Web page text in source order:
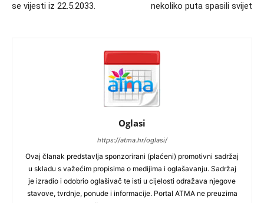
se vijesti iz 22.5.2033.
nekoliko puta spasili svijet
Oglasi
https://atma.hr/oglasi/
Ovaj članak predstavlja sponzorirani (plaćeni) promotivni sadržaj
u skladu s važećim propisima o medijima i oglašavanju. Sadržaj
je izradio i odobrio oglašivač te isti u cijelosti odražava njegove
stavove, tvrdnje, ponude i informacije. Portal ATMA ne preuzima